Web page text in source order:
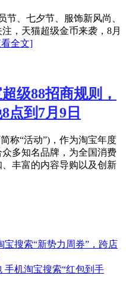
节、七夕节、服饰新风尚、
，天猫超级金币来袭，8月
全文]
级88招商规则，
点到7月9日
称“活动”)，作为淘宝年度
多知名品牌，为全国消费
丰富的内容导购以及创新
搜索“新势力周券”，跨店
手机淘宝搜索“红包到手